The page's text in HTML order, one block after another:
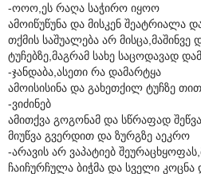
-ოოო,ეს რაღა საჭირო იყოო
ამოიწუწუნა და მისკენ შეატრიალა
თქმის საშუალება არ მისცა,მაშინვე
ტუჩებზე,მაგრამ სახე საცოდავად
-ჯანდაბა,ასეთი რა დამარტყა
ამოისისინა და გახეთქილ ტუჩზე
-ვიძინებ
ამითქვა გოგონამ და სწრაფად
მიუწვა გვერდით და ზურგზე აეკრო
-არავის არ ვაპატიებ
ჩაიჩურჩულა ბიჭმა და სველი